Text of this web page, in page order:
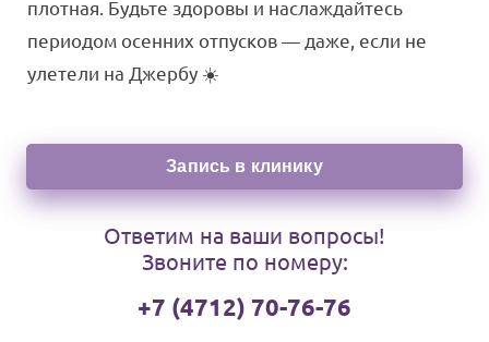
плотная. Будьте здоровы и наслаждайтесь
периодом осенних отпусков — даже, если не
улетели на Джербу ☀️
Запись в клинику
Ответим на ваши вопросы!
Звоните по номеру:
+7 (4712) 70-76-76